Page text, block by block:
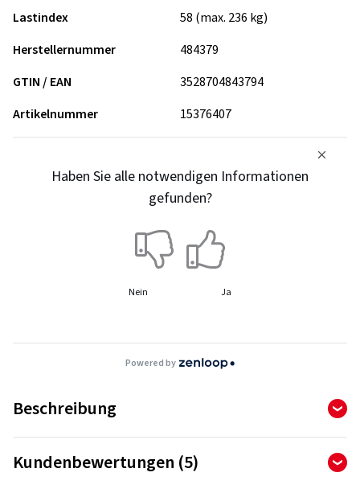
Lastindex
58 (max. 236 kg)
Herstellernummer
484379
GTIN / EAN
3528704843794
Artikelnummer
15376407
Haben Sie alle notwendigen Informationen
gefunden?
Nein Ja
Powered by
Beschreibung
Kundenbewertungen (5)